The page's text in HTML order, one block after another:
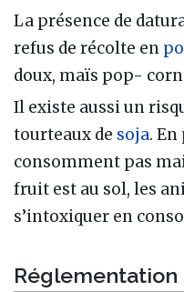
La présence de
refus de récolte en
doux, maïs pop- corn
Il existe aussi un
tourteaux de soja.
consomment pas
fruit est au sol, les
s’intoxiquer en
Réglementation